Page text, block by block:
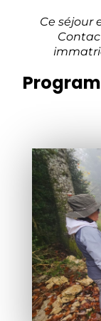
Ce séjour